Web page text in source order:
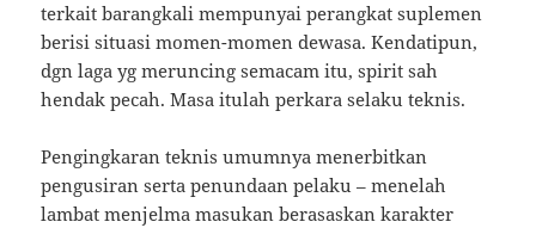
terkait barangkali mempunyai perangkat suplemen
berisi situasi momen-momen dewasa. Kendatipun,
dgn laga yg meruncing semacam itu, spirit sah
hendak pecah. Masa itulah perkara selaku teknis.
Pengingkaran teknis umumnya menerbitkan
pengusiran serta penundaan pelaku – menelah
lambat menjelma masukan berasaskan karakter